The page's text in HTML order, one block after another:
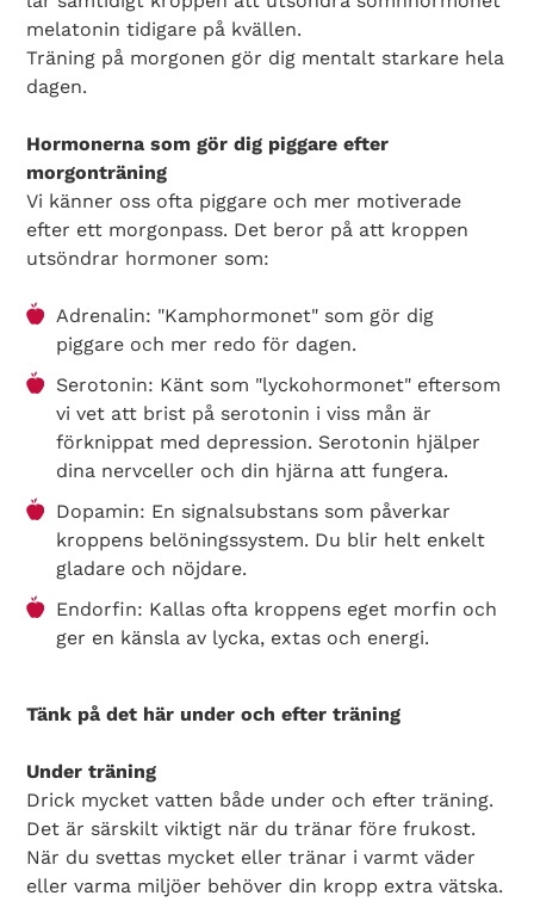
Search Diabetes Wellness Sverige
melatonin tidigare på kvällen.
Träning på morgonen gör dig mentalt starkare hela
dagen.
Hormonerna som gör dig piggare efter
morgonträning
Vi känner oss ofta piggare och mer motiverade
efter ett morgonpass. Det beror på att kroppen
utsöndrar hormoner som:
Adrenalin: "Kamphormonet" som gör dig
piggare och mer redo för dagen.
Serotonin: Känt som "lyckohormonet" eftersom
vi vet att brist på serotonin i viss mån är
förknippat med depression. Serotonin hjälper
dina nervceller och din hjärna att fungera.
Dopamin: En signalsubstans som påverkar
kroppens belöningssystem. Du blir helt enkelt
gladare och nöjdare.
Endorfin: Kallas ofta kroppens eget morfin och
ger en känsla av lycka, extas och energi.
Tänk på det här under och efter träning
Under träning
Drick mycket vatten både under och efter träning.
Det är särskilt viktigt när du tränar före frukost.
När du svettas mycket eller tränar i varmt väder
eller varma miljöer behöver din kropp extra vätska.